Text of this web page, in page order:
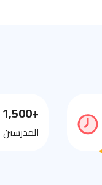
+1,500
المدرسين